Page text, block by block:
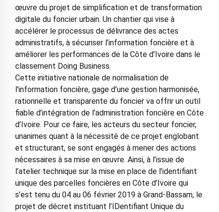
œuvre du projet de simplification et de transformation
digitale du foncier urbain. Un chantier qui vise à
accélérer le processus de délivrance des actes
administratifs, à sécuriser l’information foncière et à
améliorer les performances de la Côte d’Ivoire dans le
classement Doing Business.
Cette initiative nationale de normalisation de
l'information foncière, gage d’une gestion harmonisée,
rationnelle et transparente du foncier va offrir un outil
fiable d’intégration de l’administration foncière en Côte
d’Ivoire. Pour ce faire, les acteurs du secteur foncier,
unanimes quant à la nécessité de ce projet englobant
et structurant, se sont engagés à mener des actions
nécessaires à sa mise en œuvre. Ainsi, à l’issue de
l’atelier technique sur la mise en place de l’identifiant
unique des parcelles foncières en Côte d’Ivoire qui
s’est tenu du 04 au 06 février 2019 à Grand-Bassam, le
projet de décret instituant l’IDentifiant Unique du